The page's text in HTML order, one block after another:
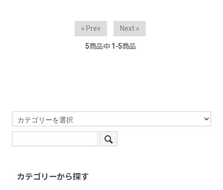
« Prev Next »
5商品中 1-5商品
カテゴリーから探す